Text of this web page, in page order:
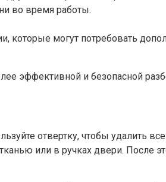
во время работы.
могут потребовать
эффективной и безопасной
отвертку, чтобы удалить
или в ручках двери. После